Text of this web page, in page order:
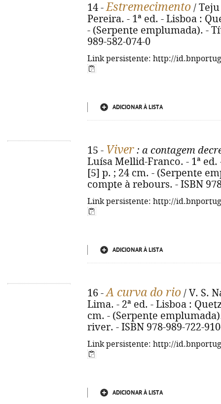
14 -Estremecimento /
Pereira. - 1ª ed. - Lisboa :
- (Serpente emplumada). -
989-582-074-0
Link persistente: http://
ADICIONAR À LISTA
15 - Viver : a contagem
Luísa Mellid-Franco. - 1ª ed.
[5] p. ; 24 cm. - (Serpente
compte à rebours. - ISBN
Link persistente: http://
ADICIONAR À LISTA
16 -A curva do rio / V. S.
Lima. - 2ª ed. - Lisboa :
cm. - (Serpente
river. - ISBN 978-989-722-
Link persistente: http://
ADICIONAR À LISTA